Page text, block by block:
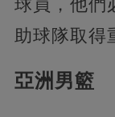
球員，他們
助球隊取得
亞洲男籃